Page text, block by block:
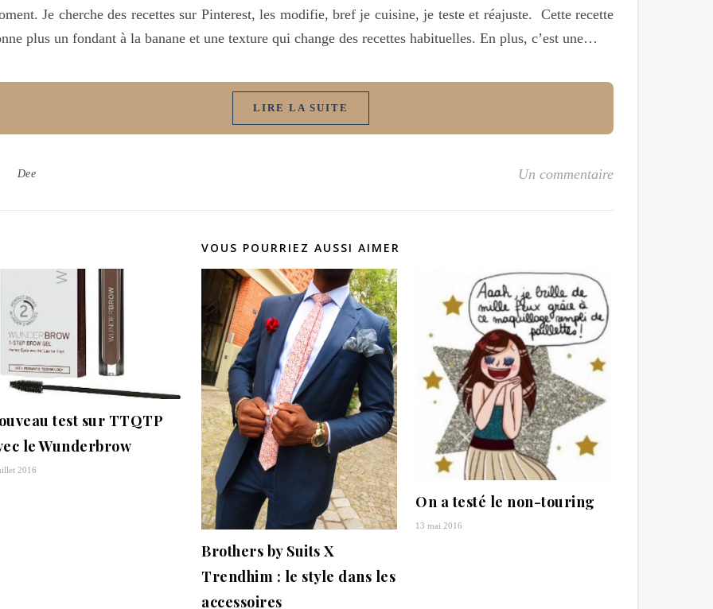
Je cherche des recettes sur Pinterest, les modifie, bref je cuisine, je teste et réajuste. Cette recette
plus un fondant à la banane et une texture qui change des recettes habituelles. En plus, c’est une…
LIRE LA SUITE
Dee Un commentaire
VOUS POURRIEZ AUSSI AIMER
test sur TTQTP
le Wunderbrow
2016
Brothers by Suits X
Trendhim : le style dans les
accessoires
On a testé le non-touring
13 mai 2016